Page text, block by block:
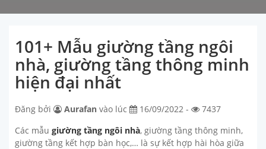
101+ Mẫu giường tầng ngôi
nhà, giường tầng thông minh
hiện đại nhất
Đăng bởi Aurafan vào lúc 16/09/2022 -
7437
Các mẫu giường tầng ngôi nhà, giường tầng thông minh,
giường tầng kết hợp bàn học,… là sự kết hợp hài hòa giữa